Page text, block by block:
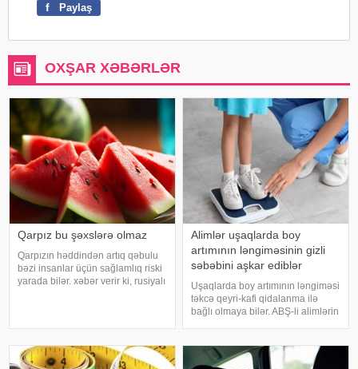
f Paylaş
OXŞAR XƏBƏRLƏR
Qarpız bu şəxslərə olmaz
Qarpızın həddindən artıq qəbulu
bəzi insanlar üçün sağlamlıq riski
yarada bilər. xəbər verir ki, rusiyalı
meyvəni ehtiyatla istehla
Alimlər uşaqlarda boy
artımının ləngiməsinin gizli
səbəbini aşkar ediblər
Uşaqlarda boy artımının ləngiməsi
təkcə qeyri-kafi qidalanma ilə
bağlı olmaya bilər. ABŞ-li alimlərin
bakteriyalar hələ ana bətnində
olarkən körpənin inkişafın